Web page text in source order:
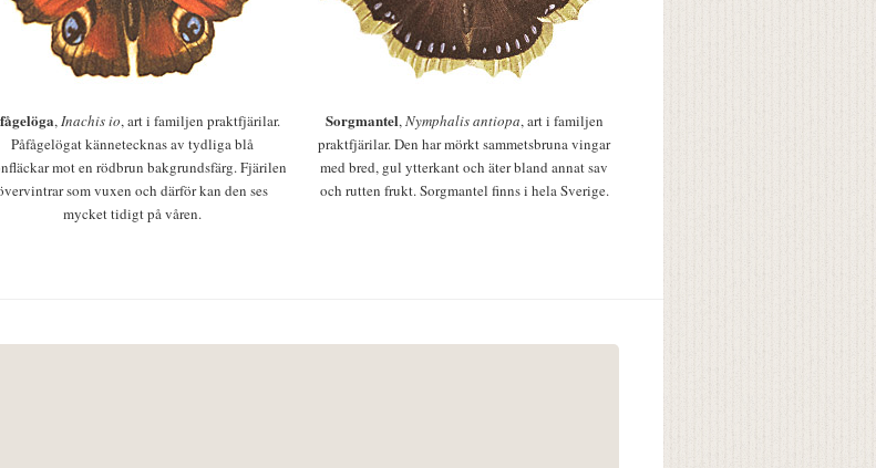
,Inachis io, art i familjen praktfjärilar.
Påfågelögat kännetecknas av tydliga blå
mot en rödbrun bakgrundsfärg. Fjärilen
som vuxen och därför kan den ses
mycket tidigt på våren.
Sorgmantel,Nymphalis antiopa, art i familjen
praktfjärilar. Den har mörkt sammetsbruna vingar
med bred, gul ytterkant och äter bland annat sav
och rutten frukt. Sorgmantel finns i hela Sverige.